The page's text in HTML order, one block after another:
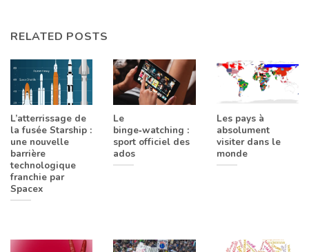
RELATED POSTS
L’atterrissage de
la fusée Starship :
une nouvelle
barrière
technologique
franchie par
Spacex
Le
binge‑watching :
sport officiel des
ados
Les pays à
absolument
visiter dans le
monde